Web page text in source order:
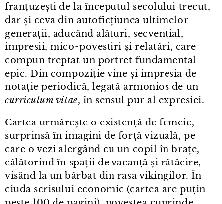
franțuzești de la începutul secolului trecut,
dar și ceva din autoficțiunea ultimelor
generații, aducând alături, secvențial,
impresii, mico⁠-⁠povestiri și relatări, care
compun treptat un portret fundamental
epic. Din compoziție vine și impresia de
notație periodică, legată armonios de un
curriculum vitae, în sensul pur al expresiei.
Cartea urmărește o existență de femeie,
surprinsă în imagini de forță vizuală, pe
care o vezi alergând cu un copil în brațe,
călătorind în spații de vacanță și rătăcire,
visând la un bărbat din rasa vikingilor. În
ciuda scrisului economic (cartea are puțin